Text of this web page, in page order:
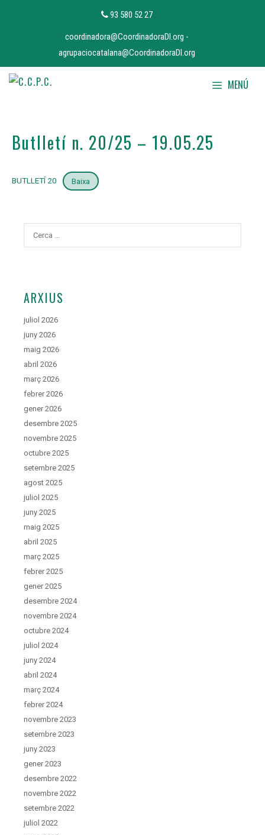
93 580 52 27
coordinadora@CoordinadoraDI.org -
agrupaciocatalana@CoordinadoraDI.org
MENÚ
Butlletí n. 20/25 – 19.05.25
BUTLLETÍ 20 Baixa
ARXIUS
juliol 2026
juny 2026
maig 2026
abril 2026
març 2026
febrer 2026
gener 2026
desembre 2025
novembre 2025
octubre 2025
setembre 2025
agost 2025
juliol 2025
juny 2025
maig 2025
abril 2025
març 2025
febrer 2025
gener 2025
desembre 2024
novembre 2024
octubre 2024
juliol 2024
juny 2024
abril 2024
març 2024
febrer 2024
novembre 2023
setembre 2023
juny 2023
gener 2023
desembre 2022
novembre 2022
setembre 2022
juliol 2022